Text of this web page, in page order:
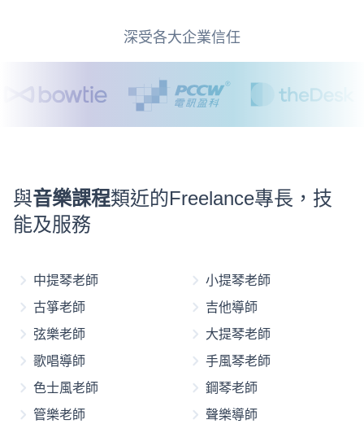
深受各大企業信任
與音樂課程類近的Freelance專長，技
能及服務
中提琴老師
小提琴老師
古箏老師
吉他導師
弦樂老師
大提琴老師
歌唱導師
手風琴老師
色士風老師
鋼琴老師
管樂老師
聲樂導師